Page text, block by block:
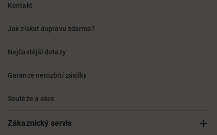
Kontakt
Jak získat dopravu zdarma?
Nejčastější dotazy
Garance nerozbití zásilky
Soutěže a akce
Zákaznický servis